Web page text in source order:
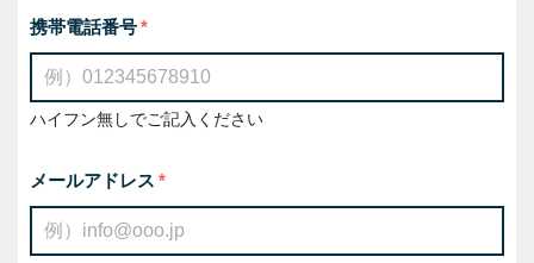
携帯電話番号
ハイフン無しでご記入ください
メールアドレス